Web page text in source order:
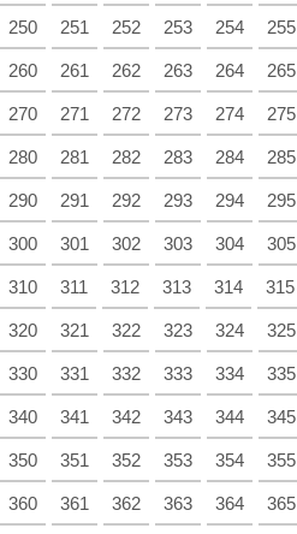
250 251 252 253 254 255
260 261 262 263 264 265
270 271 272 273 274 275
280 281 282 283 284 285
290 291 292 293 294 295
300 301 302 303 304 305
310 311 312 313 314 315
320 321 322 323 324 325
330 331 332 333 334 335
340 341 342 343 344 345
350 351 352 353 354 355
360 361 362 363 364 365